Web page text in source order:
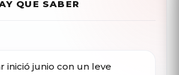
QUE SABER
inició junio con un leve